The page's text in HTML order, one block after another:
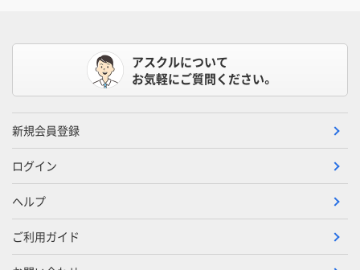
アスクルについて
お気軽にご質問ください。
新規会員登録
ログイン
ヘルプ
ご利用ガイド